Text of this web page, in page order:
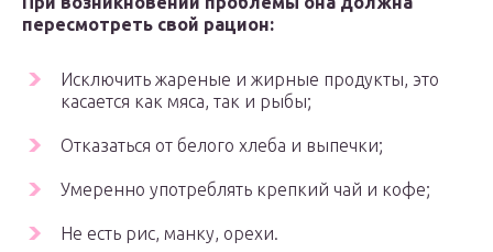
пересмотреть свой рацион:
Исключить жареные и жирные продукты, это
касается как мяса, так и рыбы;
Отказаться от белого хлеба и выпечки;
Умеренно употреблять крепкий чай и кофе;
Не есть рис, манку, орехи.